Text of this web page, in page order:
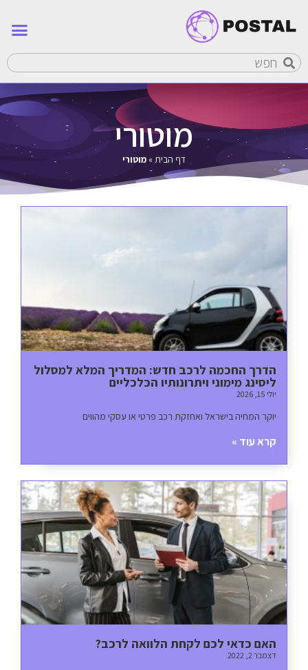
מוטורי
דף הבית» מוטורי
הדרך החכמה לרכב חדש: המדריך המלא למסלול
ליסינג מימוני ויתרונותיו הכלכליים
יולי 15, 2026
יוקר המחיה בישראל ואחזקת רכב פרטי או עסקי מהווים
קרא עוד »
האם כדאי לכם לקחת הלוואה לרכב?
דצמבר 2, 2022